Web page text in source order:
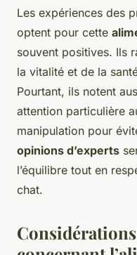
Les expériences des
optent pour cette
souvent positives. Ils
la vitalité et de la
Pourtant, ils notent
attention particulière
manipulation pour
opinions d’experts
l’équilibre tout en
chat.